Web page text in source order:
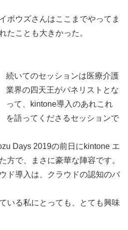
ボウズさんはここまでやってま
たことも大きかった。
続いてのセッションは医療介護
業界の四天王がパネリストとな
って、kintone導入のあれこれ
を語ってくださるセッションで
Days 2019の前日にkintone エ
方で、まさに豪華な陣容です。
ド導入は、クラウドの認知のバ
いる私にとっても、とても興味